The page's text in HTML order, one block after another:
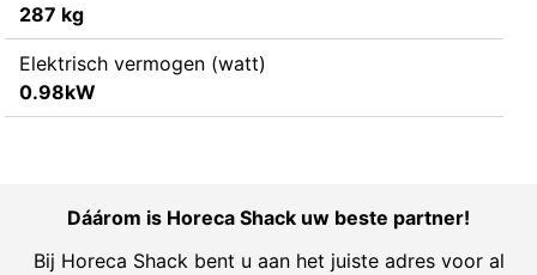
287 kg
Elektrisch vermogen (watt)
0.98kW
Dáárom is Horeca Shack uw beste partner!
Bij Horeca Shack bent u aan het juiste adres voor al